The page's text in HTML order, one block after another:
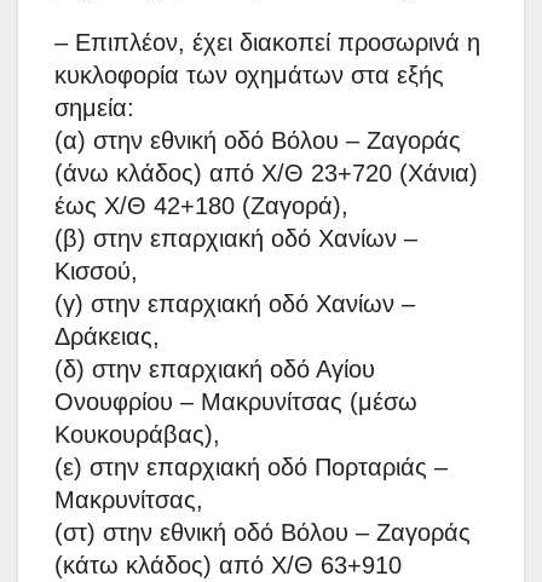
– Επιπλέον, έχει διακοπεί προσωρινά η
κυκλοφορία των οχημάτων στα εξής
σημεία:
(α) στην εθνική οδό Βόλου – Ζαγοράς
(άνω κλάδος) από Χ/Θ 23+720 (Χάνια)
έως Χ/Θ 42+180 (Ζαγορά),
(β) στην επαρχιακή οδό Χανίων –
Κισσού,
(γ) στην επαρχιακή οδό Χανίων –
Δράκειας,
(δ) στην επαρχιακή οδό Αγίου
Ονουφρίου – Μακρυνίτσας (μέσω
Κουκουράβας),
(ε) στην επαρχιακή οδό Πορταριάς –
Μακρυνίτσας,
(στ) στην εθνική οδό Βόλου – Ζαγοράς
(κάτω κλάδος) από Χ/Θ 63+910